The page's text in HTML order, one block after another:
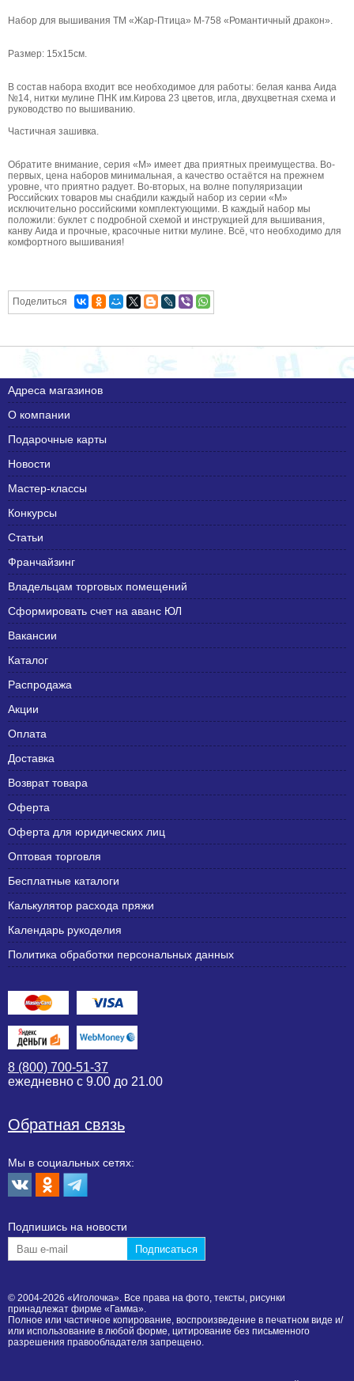
Набор для вышивания ТМ «Жар-Птица» М-758 «Романтичный дракон».
Размер: 15х15см.
В состав набора входит все необходимое для работы: белая канва Аида
№14, нитки мулине ПНК им.Кирова 23 цветов, игла, двухцветная схема и
руководство по вышиванию.
Частичная зашивка.
Обратите внимание, серия «М» имеет два приятных преимущества. Во-
первых, цена наборов минимальная, а качество остаётся на прежнем
уровне, что приятно радует. Во-вторых, на волне популяризации
Российских товаров мы снабдили каждый набор из серии «М»
исключительно российскими комплектующими. В каждый набор мы
положили: буклет с подробной схемой и инструкцией для вышивания,
канву Аида и прочные, красочные нитки мулине. Всё, что необходимо для
комфортного вышивания!
Поделиться
Адреса магазинов
О компании
Подарочные карты
Новости
Мастер-классы
Конкурсы
Статьи
Франчайзинг
Владельцам торговых помещений
Сформировать счет на аванс ЮЛ
Вакансии
Каталог
Распродажа
Акции
Оплата
Доставка
Возврат товара
Оферта
Оферта для юридических лиц
Оптовая торговля
Бесплатные каталоги
Калькулятор расхода пряжи
Календарь рукоделия
Политика обработки персональных данных
8 (800) 700-51-37
ежедневно с 9.00 до 21.00
Обратная связь
Мы в социальных сетях:
Подпишиcь на новости
© 2004-2026 «Иголочка». Все права на фото, тексты, рисунки
принадлежат фирме «Гамма».
Полное или частичное копирование, воспроизведение в печатном виде и/
или использование в любой форме, цитирование без письменного
разрешения правообладателя запрещено.